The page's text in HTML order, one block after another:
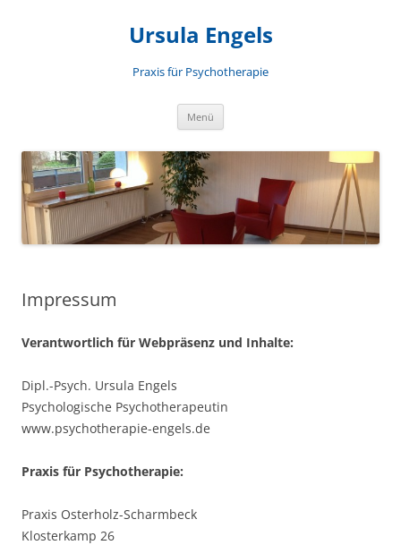
Ursula Engels
Praxis für Psychotherapie
Menü
Impressum
Verantwortlich für Webpräsenz und Inhalte:
Dipl.-Psych. Ursula Engels
Psychologische Psychotherapeutin
www.psychotherapie-engels.de
Praxis für Psychotherapie:
Praxis Osterholz-Scharmbeck
Klosterkamp 26